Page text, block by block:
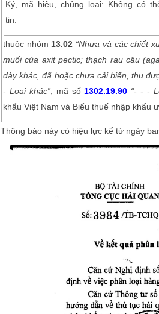
Ký, mã hiệu, chủng loại: Không có
tin.
thuộc nhóm 13.02 “Nhựa và các chiết
muối của axit pectic; thạch rau câu
dày khác, đã hoặc chưa cải biến, thu
- Loại khác”, mã số 1302.19.90 “-- -
khẩu Việt Nam và Biểu thuế nhập khẩu
Thông báo này có hiệu lực kể từ ngày